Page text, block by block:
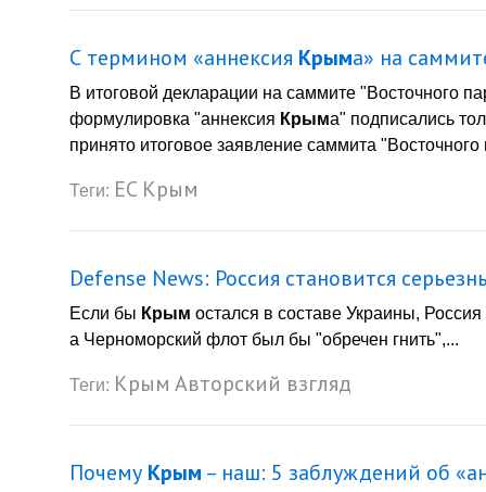
С термином «аннексия Крыма» на
В итоговой декларации на саммите "Восточного
формулировка "аннексия Крыма" подписались
принято итоговое заявление саммита "Восточного
Теги: ЕС Крым
Defense News: Россия становится
Если бы Крым остался в составе Украины,
а Черноморский флот был бы "обречен гнить",...
Теги: Крым Авторский взгляд
Почему Крым – наш: 5 заблуждений об